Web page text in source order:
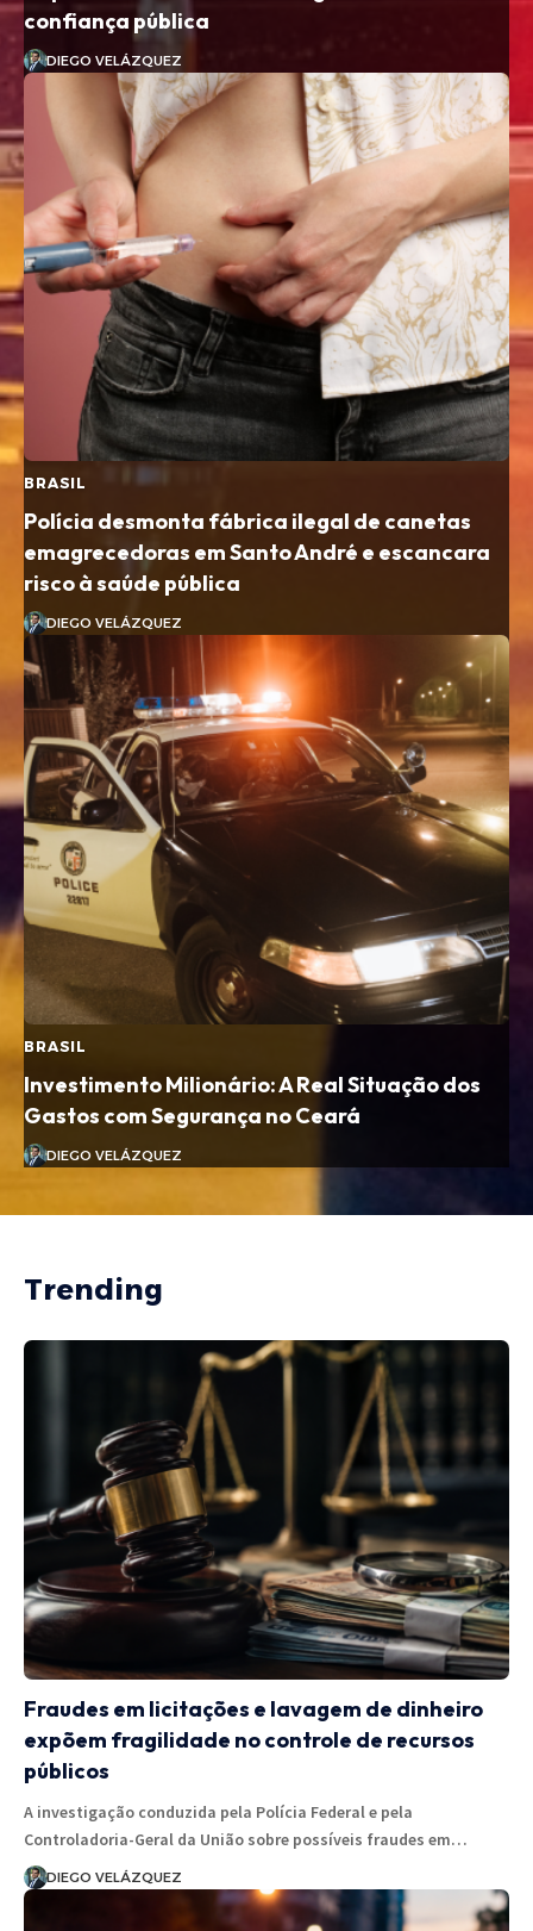
confiança pública
DIEGO VELÁZQUEZ
BRASIL
Polícia desmonta fábrica ilegal de canetas
emagrecedoras em Santo André e escancara
risco à saúde pública
DIEGO VELÁZQUEZ
BRASIL
Investimento Milionário: A Real Situação dos
Gastos com Segurança no Ceará
DIEGO VELÁZQUEZ
Trending
Fraudes em licitações e lavagem de dinheiro
expõem fragilidade no controle de recursos
públicos
A investigação conduzida pela Polícia Federal e pela
Controladoria-Geral da União sobre possíveis fraudes em…
DIEGO VELÁZQUEZ